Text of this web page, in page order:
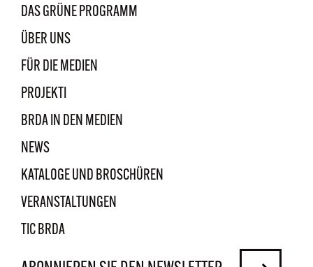
DAS GRÜNE PROGRAMM
ÜBER UNS
FÜR DIE MEDIEN
PROJEKTI
BRDA IN DEN MEDIEN
NEWS
KATALOGE UND BROSCHÜREN
VERANSTALTUNGEN
TIC BRDA